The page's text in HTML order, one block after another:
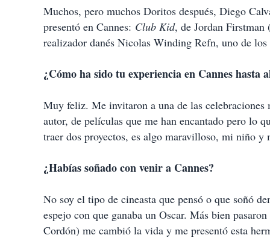
Muchos, pero muchos Doritos después, Diego
presentó en Cannes: Club Kid, de Jordan
realizador danés Nicolas Winding Refn, uno de
¿Cómo ha sido tu experiencia en Cannes hasta
Muy feliz. Me invitaron a una de las celebraciones
autor, de películas que me han encantado pero lo
traer dos proyectos, es algo maravilloso, mi niño
¿Habías soñado con venir a Cannes?
No soy el tipo de cineasta que pensó o que soñó
espejo con que ganaba un Oscar. Más bien
Cordón) me cambió la vida y me presentó esta